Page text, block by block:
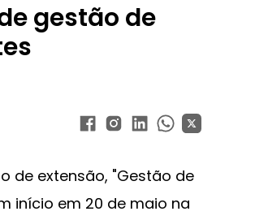
gestão de
de extensão, "Gestão de
início em 20 de maio na